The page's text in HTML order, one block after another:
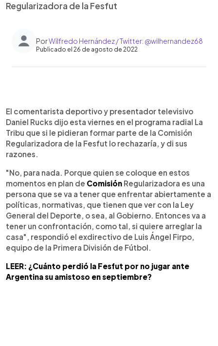
Regularizadora de la Fesfut
PorWilfredo Hernández / Twitter: @wilhernandez68
Publicado el 26 de agosto de 2022
Escuchar artículo
El comentarista deportivo y presentador televisivo
Daniel Rucks dijo esta viernes en el programa radial La
Tribu que si le pidieran formar parte de la Comisión
Regularizadora de la Fesfut lo rechazaría, y di sus
razones.
"No, para nada. Porque quien se coloque en estos
momentos en plan de Comisión Regularizadora es una
persona que se va a tener que enfrentar abiertamente a
políticas, normativas, que tienen que ver con la Ley
General del Deporte, o sea, al Gobierno. Entonces va a
tener un confrontación, como tal, si quiere arreglar la
casa", respondió el exdirectivo de Luis Ángel Firpo,
equipo de la Primera División de Fútbol.
LEER: ¿Cuánto perdió la Fesfut por no jugar ante
Argentina su amistoso en septiembre?